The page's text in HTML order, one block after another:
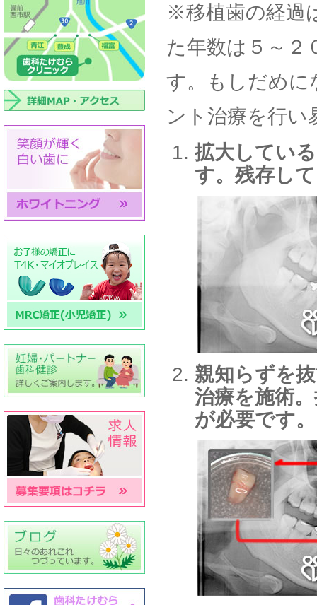
※移植歯の経過
た年数は５～２
す。もしだめに
ント治療を行い
拡大してい
す。残存し
親知らずを
治療を施術
が必要です。